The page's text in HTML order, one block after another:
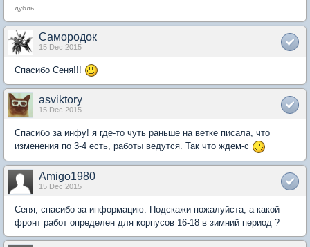
дубль
Самородок
15 Dec 2015
Спасибо Сеня!!!
asviktory
15 Dec 2015
Спасибо за инфу! я где-то чуть раньше на ветке писала, что
изменения по 3-4 есть, работы ведутся. Так что ждем-с
Amigo1980
15 Dec 2015
Сеня, спасибо за информацию. Подскажи пожалуйста, а какой
фронт работ определен для корпусов 16-18 в зимний период ?